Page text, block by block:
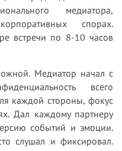
медиатора,
спорах.
встречи по 8-10 часов
Медиатор начал с
всего
каждой стороны, фокус
Дал каждому партнеру
событий и эмоции.
слушал и фиксировал.